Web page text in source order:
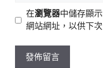
址
站
址
在瀏覽器中儲存顯
網站網址，以供下